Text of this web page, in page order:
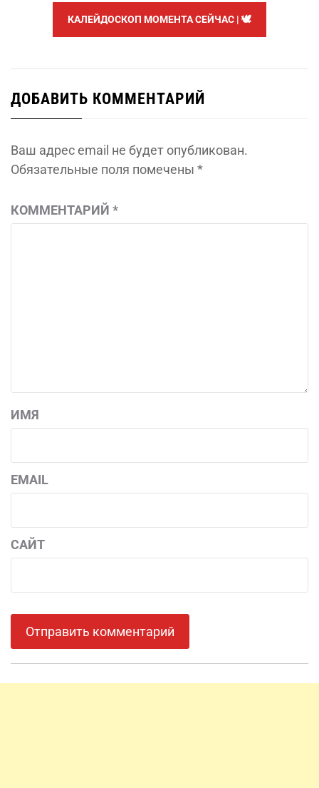
КАЛЕЙДОСКОП МОМЕНТА СЕЙЧАС | 🕊️
ДОБАВИТЬ КОММЕНТАРИЙ
Ваш адрес email не будет опубликован.
Обязательные поля помечены *
КОММЕНТАРИЙ *
ИМЯ
EMAIL
САЙТ